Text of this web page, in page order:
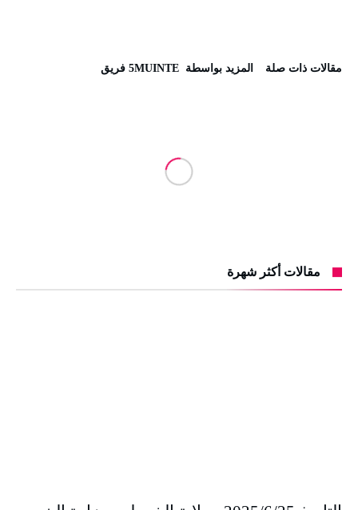
‫مقالات ذات صلة‬ ‫‫المزيد بواسطة‬ ‬ 5MUINTE فريق
مقالات أكثر شهرة